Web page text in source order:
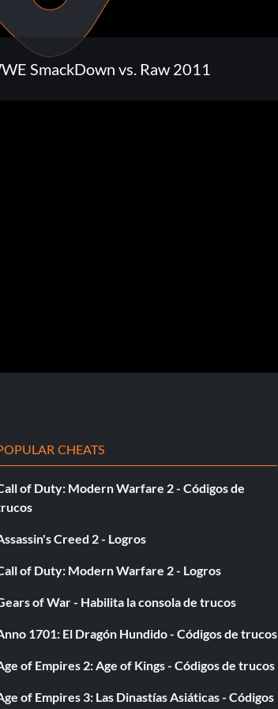
sin sufrir daños en las extremidades.
WWE
WWE
con Chris Jericho
Bueno
el Universo WWE
en WWE Universe
WWE
en Universo WWE
SmackDown vs. Raw 2011
CHEATS
of Duty: Modern Warfare 2 - Códigos de
Creed 2 - Logros
of Duty: Modern Warfare 2 - Logros
of War - Habilita la consola de trucos
1701: El Dragón Hundido - Códigos de trucos
of Empires 2: Age of Kings - Códigos de trucos
of Empires 3: Las Dinastías Asiáticas - Códigos